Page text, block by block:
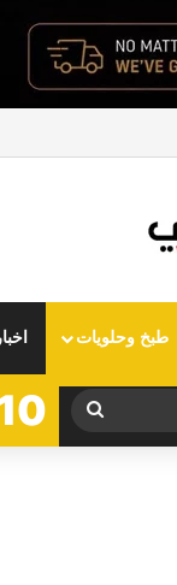
طبخ وحلويات
عن